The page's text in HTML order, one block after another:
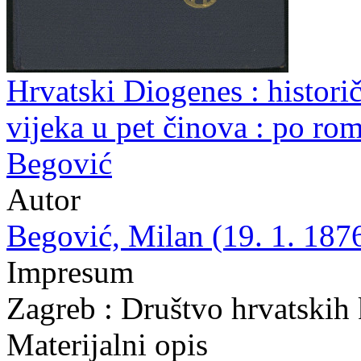
Hrvatski Diogenes :
vijeka u pet činova : po
Begović
Autor
Begović, Milan (19. 1.
Impresum
Zagreb : Društvo
Materijalni opis